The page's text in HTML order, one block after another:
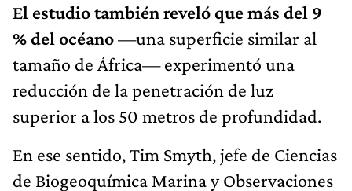
El estudio también reveló que más del 9
% del océano—una superficie similar al
tamaño de África— experimentó una
reducción de la penetración de luz
superior a los 50 metros de profundidad.
En ese sentido, Tim Smyth, jefe de Ciencias
de Biogeoquímica Marina y Observaciones